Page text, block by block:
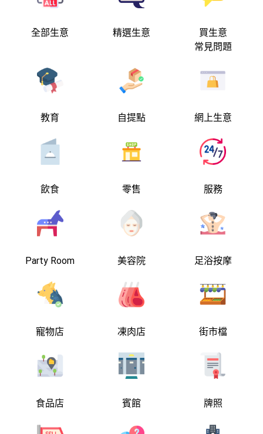
全部生意 精選生意
買生意
常見問題
教育 自提點 網上生意
飲食 零售 服務
Party Room 美容院 足浴按摩
寵物店 凍肉店 街市檔
食品店 賓館 牌照